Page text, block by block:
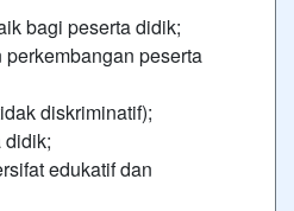
bagi peserta didik;
peserta
diskriminatif);
didik;
edukatif dan